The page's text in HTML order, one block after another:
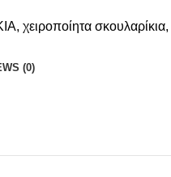
, χειροποίητα σκουλαρίκια,
(0)